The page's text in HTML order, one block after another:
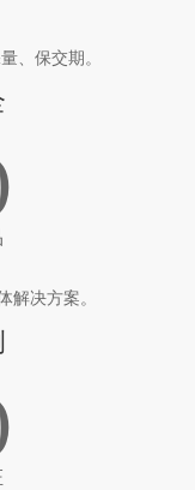
、保交期。
解决方案。